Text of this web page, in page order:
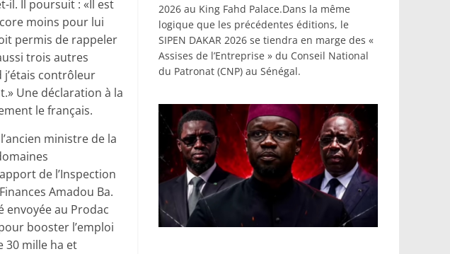
il. Il poursuit : «Il est
moins pour lui
permis de rappeler
trois autres
contrôleur
Une déclaration à la
le français.
ministre de la
de l’Inspection
Amadou Ba.
envoyée au Prodac
booster l’emploi
30 mille ha et
2026 au King Fahd Palace.Dans la même
logique que les précédentes éditions, le
SIPEN DAKAR 2026 se tiendra en marge des «
Assises de l’Entreprise » du Conseil National
du Patronat (CNP) au Sénégal.